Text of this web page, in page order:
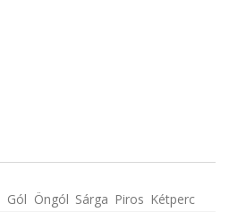
Gól Öngól Sárga Piros Kétperc